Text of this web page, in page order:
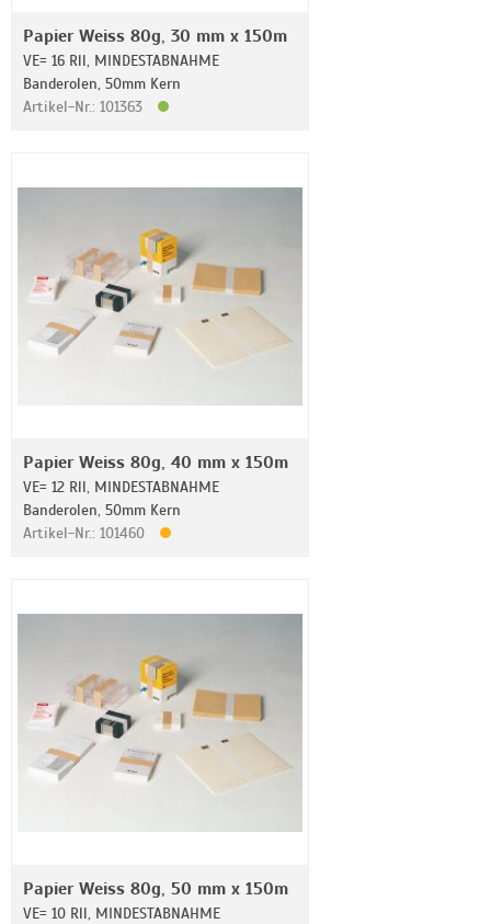
Papier Weiss 80g, 30 mm x 150m
VE= 16 Rll, MINDESTABNAHME
Banderolen, 50mm Kern
Artikel-Nr.: 101363
Papier Weiss 80g, 40 mm x 150m
VE= 12 Rll, MINDESTABNAHME
Banderolen, 50mm Kern
Artikel-Nr.: 101460
Papier Weiss 80g, 50 mm x 150m
VE= 10 Rll, MINDESTABNAHME